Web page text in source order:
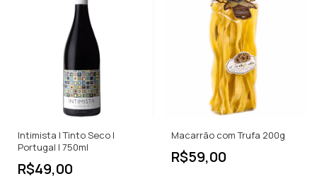
Intimista | Tinto Seco |
Portugal | 750ml
R$49,00
Macarrão com Trufa 200g
R$59,00